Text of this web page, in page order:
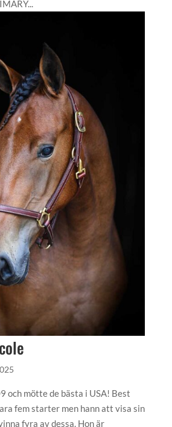
och mötte de bästa i USA! Best
fem starter men hann att visa sin
fyra av dessa. Hon är